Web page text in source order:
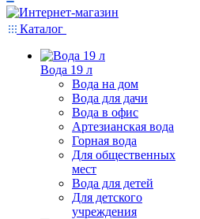
Каталог
Вода 19 л
Вода на дом
Вода для дачи
Вода в офис
Артезианская вода
Горная вода
Для общественных
мест
Вода для детей
Для детского
учреждения